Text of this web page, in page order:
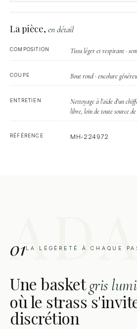
La pièce,en détail
COMPOSITION Tissu léger et respirant ·
COUPE Bout rond · encolure
ENTRETIEN
Nettoyage à l'aide d'un
libre, loin de toute source
RÉFÉRENCE MH-224972
01LA LÉGÈRETÉ À CHAQUE
Une basketgris
où le strass
discrétion